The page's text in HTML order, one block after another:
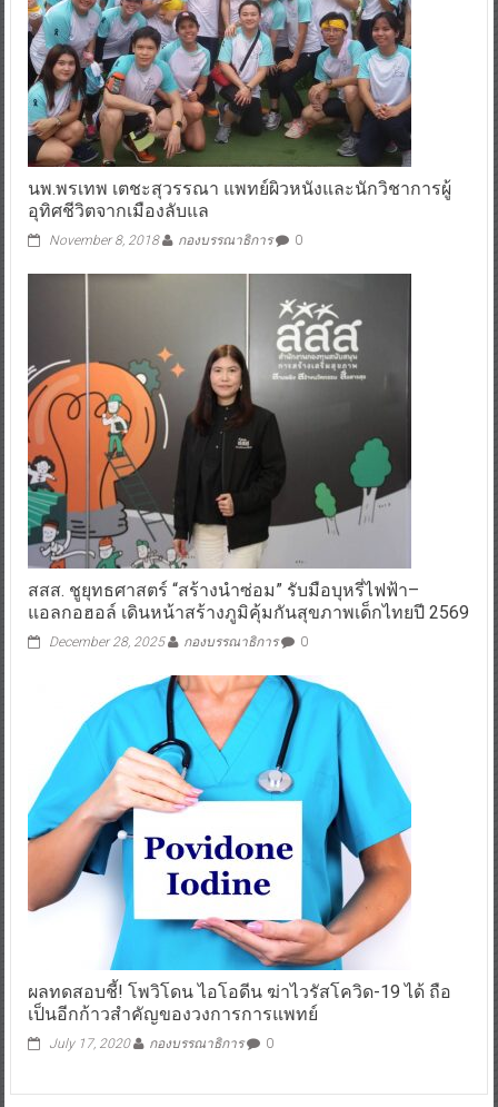
นพ.พรเทพ เตชะสุวรรณา แพทย์ผิวหนังและนักวิชาการผู้
อุทิศชีวิตจากเมืองลับแล
November 8, 2018 กองบรรณาธิการ 0
สสส. ชูยุทธศาสตร์ “สร้างนำซ่อม” รับมือบุหรี่ไฟฟ้า–
แอลกอฮอล์ เดินหน้าสร้างภูมิคุ้มกันสุขภาพเด็กไทยปี 2569
December 28, 2025 กองบรรณาธิการ 0
ผลทดสอบชี้! โพวิโดน ไอโอดีน ฆ่าไวรัสโควิด-19 ได้ ถือ
เป็นอีกก้าวสำคัญของวงการการแพทย์
July 17, 2020 กองบรรณาธิการ 0